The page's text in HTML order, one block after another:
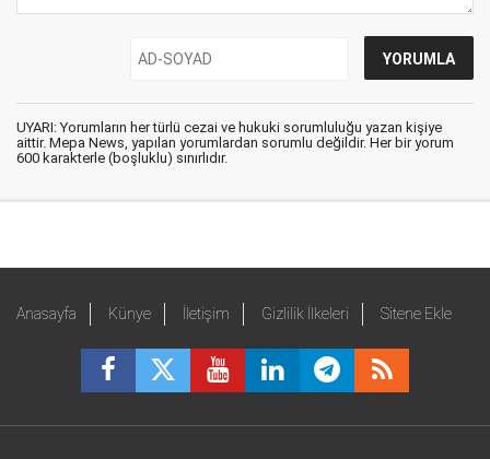
UYARI: Yorumların her türlü cezai ve hukuki sorumluluğu yazan kişiye
aittir. Mepa News, yapılan yorumlardan sorumlu değildir. Her bir yorum
600 karakterle (boşluklu) sınırlıdır.
Anasayfa Künye İletişim Gizlilik İlkeleri Sitene Ekle